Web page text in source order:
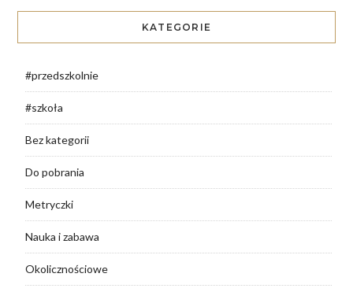
KATEGORIE
#przedszkolnie
#szkoła
Bez kategorii
Do pobrania
Metryczki
Nauka i zabawa
Okolicznościowe